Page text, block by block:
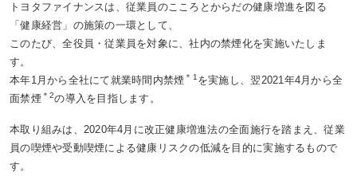
トヨタファイナンスは、従業員のこころとからだの健康増進を図る
「健康経営」の施策の一環として、
このたび、全役員・従業員を対象に、社内の禁煙化を実施いたしま
す。
本年1月から全社にて就業時間内禁煙 ＊1を実施し、翌2021年4月から全
面禁煙＊2の導入を目指します。
本取り組みは、2020年4月に改正健康増進法の全面施行を踏まえ、従業
員の喫煙や受動喫煙による健康リスクの低減を目的に実施するもので
す。